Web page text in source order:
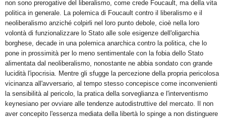
non sono prerogative del liberalismo, come crede Foucault, ma della vita
politica in generale. La polemica di Foucault contro il liberalismo e il
neoliberalismo anziché colpirli nel loro punto debole, cioè nella loro
volontà di funzionalizzare lo Stato alle sole esigenze dell'oligarchia
borghese, decade in una polemica anarchica contro la politica, che lo
pone in prossimità per lo meno sentimentale con la fobia dello Stato
alimentata dal neoliberalismo, nonostante ne abbia sondato con grande
lucidità l'ipocrisia. Mentre gli sfugge la percezione della propria pericolosa
vicinanza all'avversario, al tempo stesso concepisce come inconvenienti
la sensibilità al pericolo, la pratica della sorveglianza e l'interventismo
keynesiano per ovviare alle tendenze autodistruttive del mercato. Il non
aver concepito l'essenza mediata della libertà lo spinge a non distinguere